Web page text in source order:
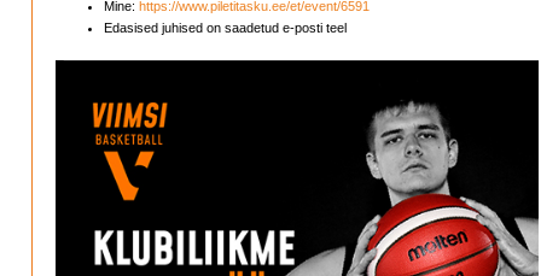
Mine: https://www.piletitasku.ee/et/event/6591
Edasised juhised on saadetud e-posti teel